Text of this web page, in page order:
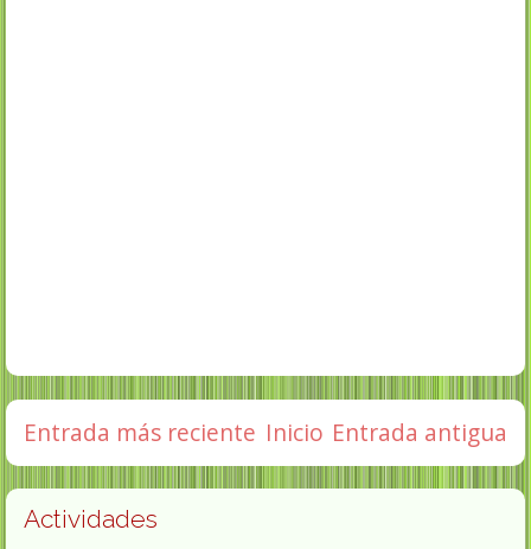
Entrada más reciente Entrada antigua
Inicio
Actividades